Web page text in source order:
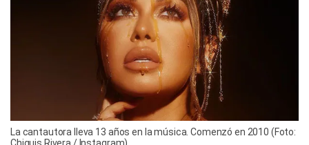
La cantautora lleva 13 años en la música. Comenzó en 2010 (Foto: